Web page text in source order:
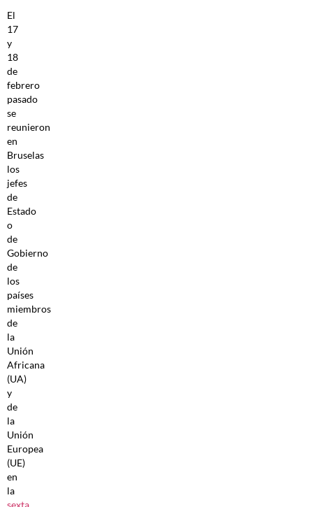
El
17
y
18
de
febrero
pasado
se
reunieron
en
Bruselas
los
jefes
de
Estado
o
de
Gobierno
de
los
países
miembros
de
la
Unión
Africana
(UA)
y
de
la
Unión
Europea
(UE)
en
la